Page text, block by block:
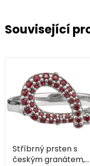
Související
Stříbrný prsten s
českým granátem,